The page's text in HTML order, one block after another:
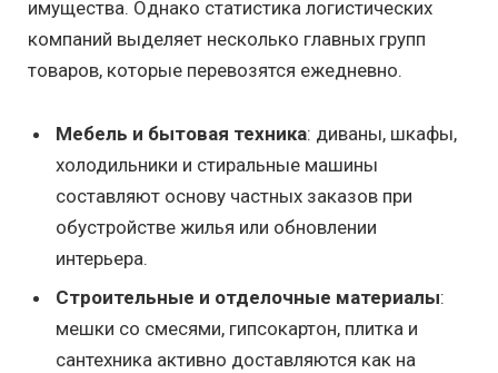
имущества. Однако статистика логистических
компаний выделяет несколько главных групп
товаров, которые перевозятся ежедневно.
Мебель и бытовая техника: диваны, шкафы,
холодильники и стиральные машины
составляют основу частных заказов при
обустройстве жилья или обновлении
интерьера.
Строительные и отделочные материалы:
мешки со смесями, гипсокартон, плитка и
сантехника активно доставляются как на